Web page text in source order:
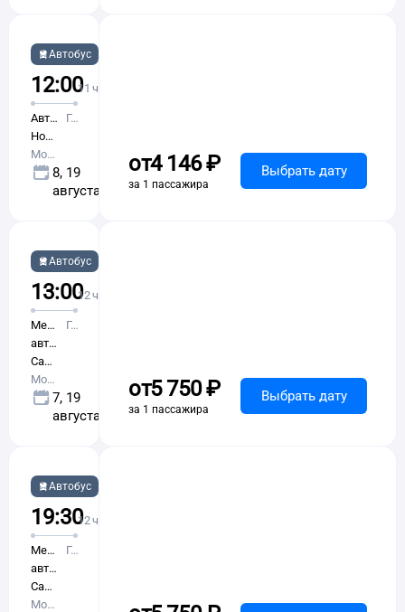
Автобус
Некрасов
И.А.
12:0011 ч 30 м в пути
Автостанция
Новоясеневская
Москва
Глубокий
8, 19
августа
от4 ⁠146 ⁠₽
за 1 пассажира
Выбрать дату
Автобус
Авто-
Тревел
13:0012 ч 16 м в пути
Международный
автовокзал
Саларьево
Москва
Глубокий
7, 19
августа
от5 ⁠750 ⁠₽
за 1 пассажира
Выбрать дату
Автобус
Авто-
Тревел
19:3012 ч 17 м в пути
Международный
автовокзал
Саларьево
Москва
Глубокий